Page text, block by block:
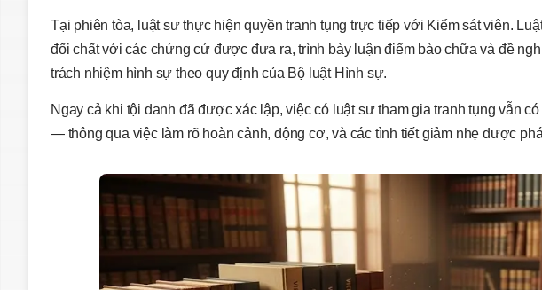
Tại phiên tòa, luật sư thực hiện quyền tranh tụng trực tiếp với Kiểm sát viên.
đối chất với các chứng cứ được đưa ra, trình bày luận điểm bào chữa và đề
trách nhiệm hình sự theo quy định của Bộ luật Hình sự.
Ngay cả khi tội danh đã được xác lập, việc có luật sư tham gia tranh tụng vẫn
— thông qua việc làm rõ hoàn cảnh, động cơ, và các tình tiết giảm nhẹ được